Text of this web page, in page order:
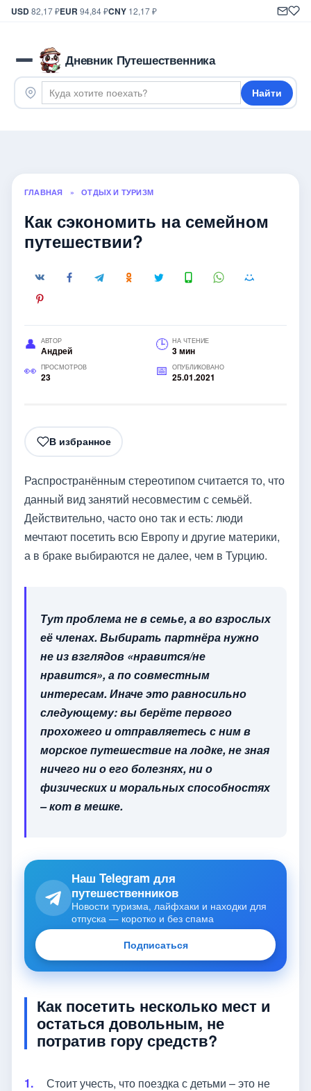
USD82,17 ₽EUR 94,84 ₽CNY 12,17 ₽
Дневник Путешественника
Найти
ГЛАВНАЯ » ОТДЫХ И ТУРИЗМ
Как сэкономить на семейном
путешествии?
АВТОР
Андрей
НА ЧТЕНИЕ
3 мин
ПРОСМОТРОВ
23
ОПУБЛИКОВАНО
25.01.2021
В избранное
Распространённым стереотипом считается то, что
данный вид занятий несовместим с семьёй.
Действительно, часто оно так и есть: люди
мечтают посетить всю Европу и другие материки,
а в браке выбираются не далее, чем в Турцию.
Тут проблема не в семье, а во взрослых
её членах. Выбирать партнёра нужно
не из взглядов «нравится/не
нравится», а по совместным
интересам. Иначе это равносильно
следующему: вы берёте первого
прохожего и отправляетесь с ним в
морское путешествие на лодке, не зная
ничего ни о его болезнях, ни о
физических и моральных способностях
– кот в мешке.
Наш Telegram для
путешественников
Новости туризма, лайфхаки и находки для
отпуска — коротко и без спама
Подписаться
Как посетить несколько мест и
остаться довольным, не
потратив гору средств?
Стоит учесть, что поездка с детьми – это не